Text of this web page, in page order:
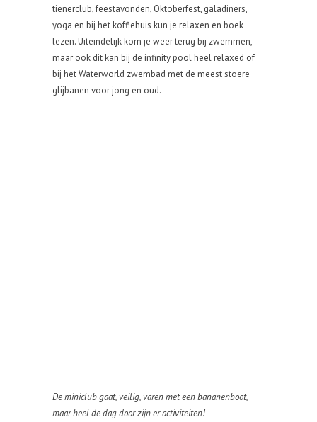
tienerclub, feestavonden, Oktoberfest, galadiners,
yoga en bij het koffiehuis kun je relaxen en boek
lezen. Uiteindelijk kom je weer terug bij zwemmen,
maar ook dit kan bij de infinity pool heel relaxed of
bij het Waterworld zwembad met de meest stoere
glijbanen voor jong en oud.
De miniclub gaat, veilig, varen met een bananenboot,
maar heel de dag door zijn er activiteiten!